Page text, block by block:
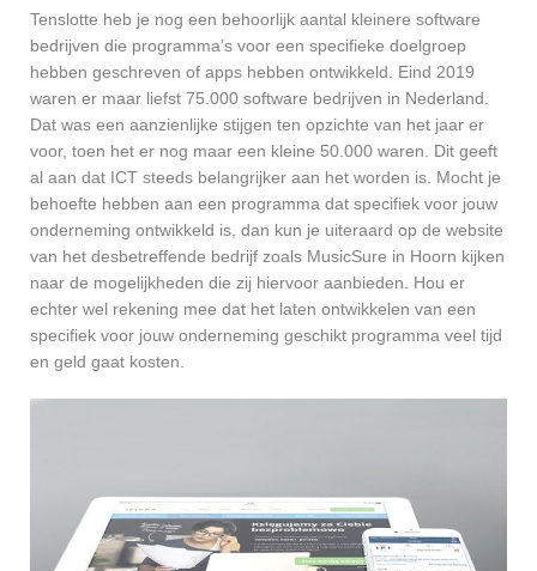
Tenslotte heb je nog een behoorlijk aantal kleinere software
bedrijven die programma’s voor een specifieke doelgroep
hebben geschreven of apps hebben ontwikkeld. Eind 2019
waren er maar liefst 75.000 software bedrijven in Nederland.
Dat was een aanzienlijke stijgen ten opzichte van het jaar er
voor, toen het er nog maar een kleine 50.000 waren. Dit geeft
al aan dat ICT steeds belangrijker aan het worden is. Mocht je
behoefte hebben aan een programma dat specifiek voor jouw
onderneming ontwikkeld is, dan kun je uiteraard op de website
van het desbetreffende bedrijf zoals MusicSure in Hoorn kijken
naar de mogelijkheden die zij hiervoor aanbieden. Hou er
echter wel rekening mee dat het laten ontwikkelen van een
specifiek voor jouw onderneming geschikt programma veel tijd
en geld gaat kosten.